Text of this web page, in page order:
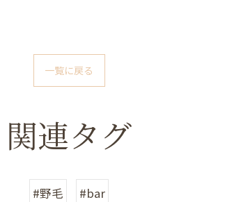
一覧に戻る
関連タグ
#野毛 #bar